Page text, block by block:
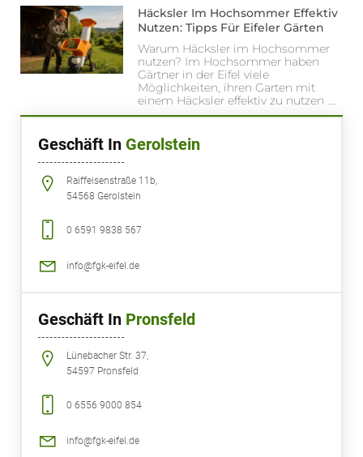
Häcksler Im Hochsommer Effektiv
Nutzen: Tipps Für Eifeler Gärten
Warum Häcksler im Hochsommer
nutzen? Im Hochsommer haben
Gärtner in der Eifel viele
Möglichkeiten, ihren Garten mit
einem Häcksler effektiv zu nutzen ….
Geschäft In Gerolstein
Raiffeisenstraße 11b,
54568 Gerolstein
0 6591 9838 567
info@fgk-eifel.de
Geschäft In Pronsfeld
Lünebacher Str. 37,
54597 Pronsfeld
0 6556 9000 854
info@fgk-eifel.de